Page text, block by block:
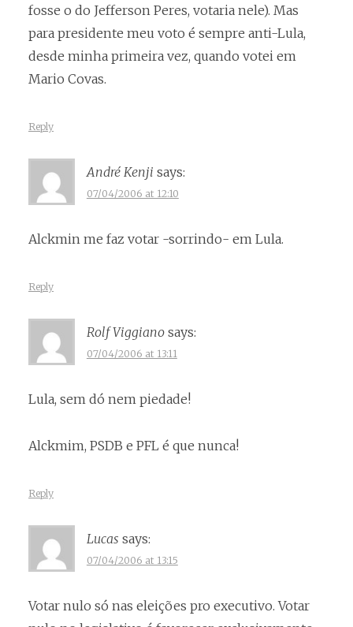
fosse o do Jefferson Peres, votaria nele). Mas
para presidente meu voto é sempre anti-Lula,
desde minha primeira vez, quando votei em
Mario Covas.
Reply
André Kenji says:
07/04/2006 at 12:10
Alckmin me faz votar -sorrindo- em Lula.
Reply
Rolf Viggiano says:
07/04/2006 at 13:11
Lula, sem dó nem piedade!
Alckmim, PSDB e PFL é que nunca!
Reply
Lucas says:
07/04/2006 at 13:15
Votar nulo só nas eleições pro executivo. Votar